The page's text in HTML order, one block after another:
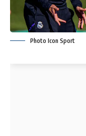
Photo Icon Sport